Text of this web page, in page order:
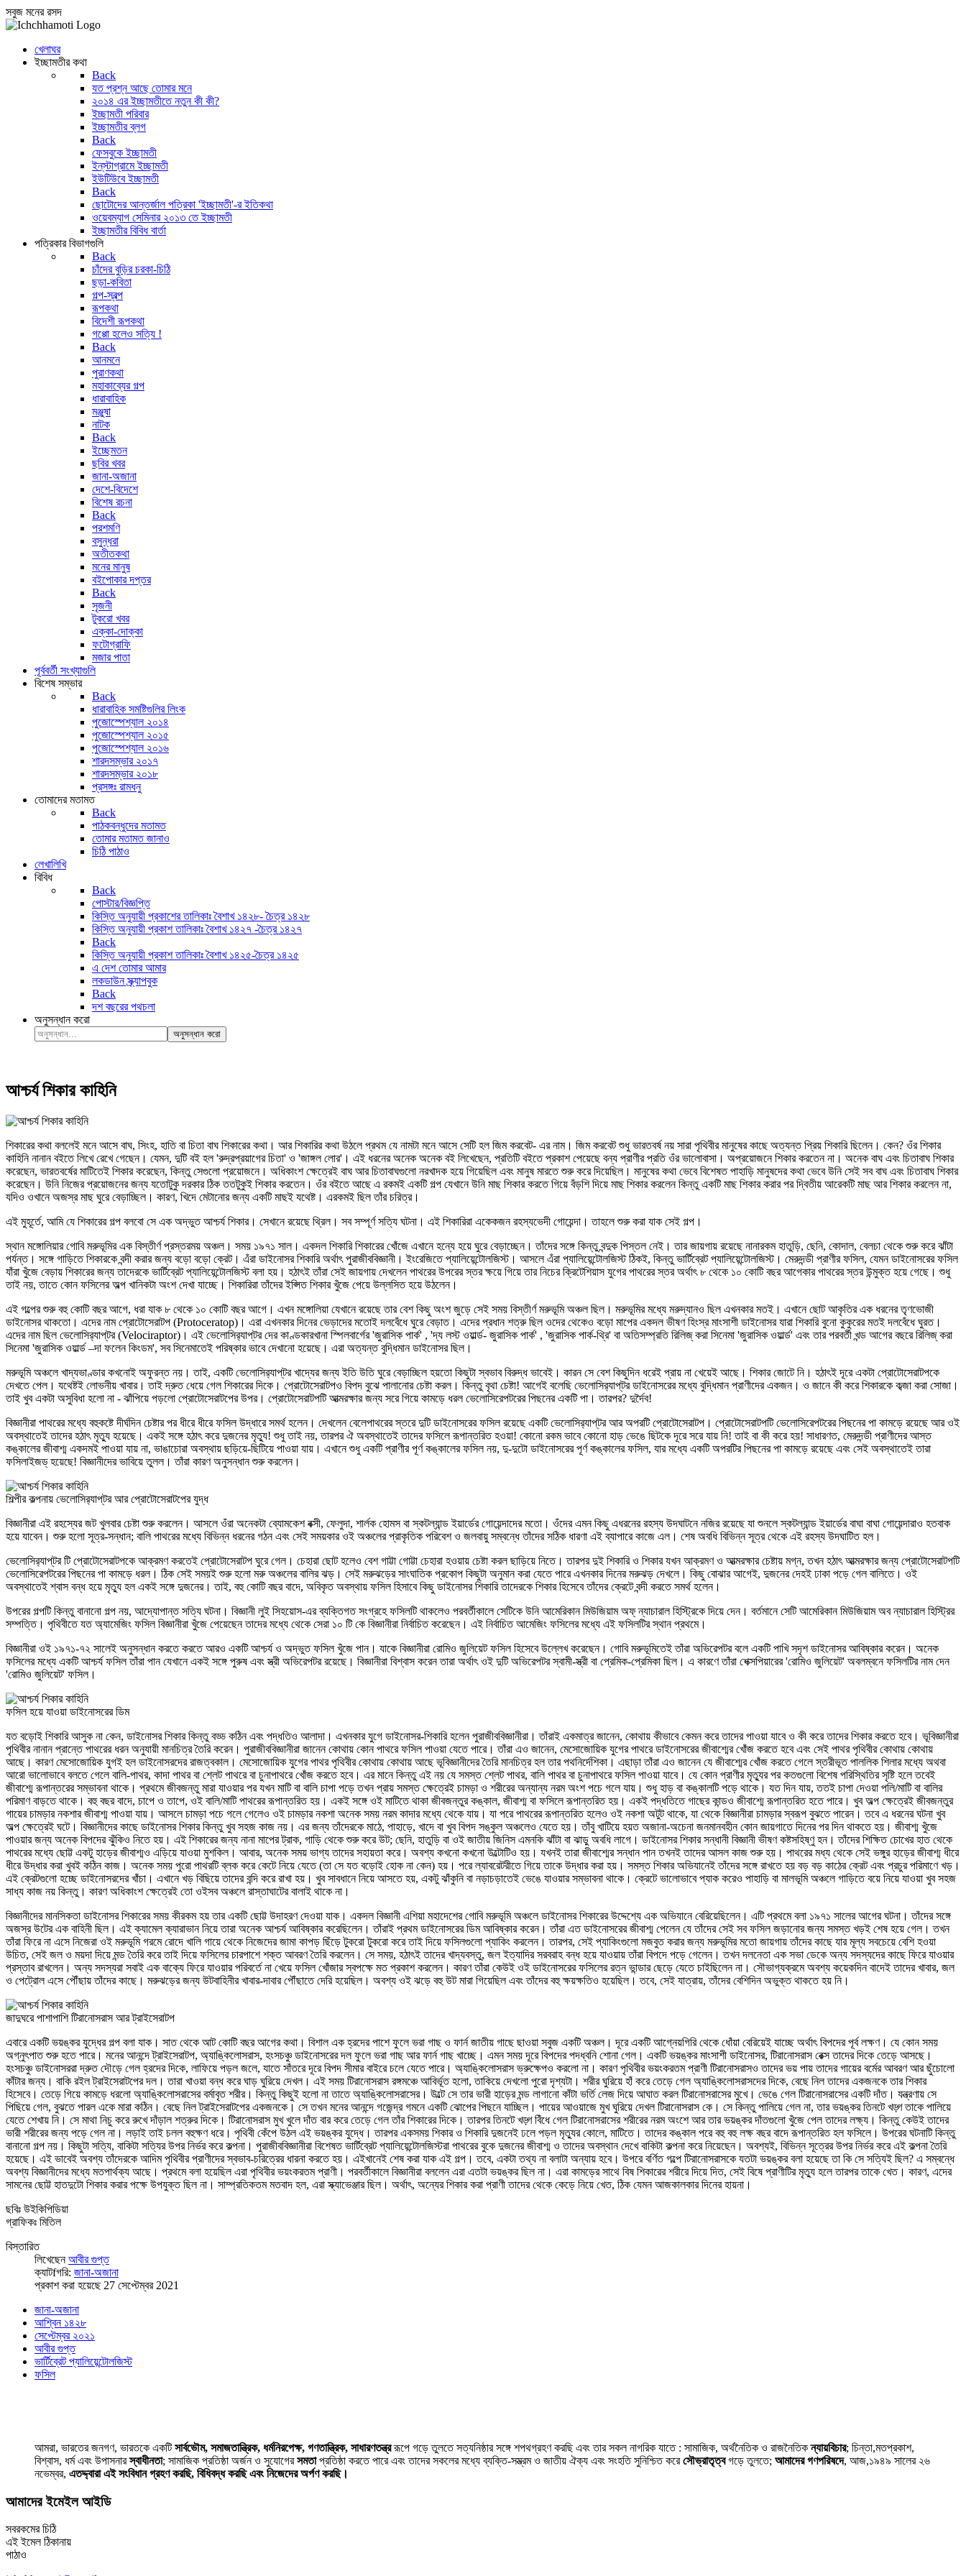
সবুজ মনের রসদ
খেলাঘর
ইচ্ছামতীর কথা
Back
যত প্রশ্ন আছে তোমার মনে
২০১৪ এর ইচ্ছামতীতে নতুন কী কী?
ইচ্ছামতী পরিবার
ইচ্ছামতীর ব্লগ
Back
ফেসবুকে ইচ্ছামতী
ইন্‌স্টাগ্রামে ইচ্ছামতী
ইউটিউবে ইচ্ছামতী
Back
ছোটোদের আন্তর্জাল পত্রিকা 'ইচ্ছামতী'-র ইতিকথা
ওয়েবম্যাগ সেমিনার ২০১৩ তে ইচ্ছামতী
ইচ্ছামতীর বিবিধ বার্তা
পত্রিকার বিভাগগুলি
Back
চাঁদের বুড়ির চরকা-চিঠি
ছড়া-কবিতা
গল্প-স্বল্প
রূপকথা
বিদেশী রূপকথা
গপ্পো হলেও সত্যি !
Back
আনমনে
পুরাণকথা
মহাকাব্যের গল্প
ধারাবাহিক
মঞ্জুষা
নাটক
Back
ইচ্ছেমতন
ছবির খবর
জানা-অজানা
দেশে-বিদেশে
বিশেষ রচনা
Back
পরশমণি
বসুন্ধরা
অতীতকথা
মনের মানুষ
বইপোকার দপ্তর
Back
সৃজনী
টুকরো খবর
এক্কা-দোক্কা
ফটোগ্রাফি
মজার পাতা
পূর্ববর্তী সংখ্যাগুলি
বিশেষ সম্ভার
Back
ধারাবাহিক সমষ্টিগুলির লিংক
পুজোস্পেশ্যাল ২০১৪
পুজোস্পেশ্যাল ২০১৫
পুজোস্পেশ্যাল ২০১৬
শারদসম্ভার ২০১৭
শারদসম্ভার ২০১৮
প্রসঙ্গঃ রামধনু
তোমাদের মতামত
Back
পাঠকবন্ধুদের মতামত
তোমার মতামত জানাও
চিঠি পাঠাও
লেখালিখি
বিবিধ
Back
পোস্টার/বিজ্ঞপ্তি
কিস্তি অনুযায়ী প্রকাশের তালিকাঃ বৈশাখ ১৪২৮- চৈত্র ১৪২৮
কিস্তি অনুযায়ী প্রকাশ তালিকাঃ বৈশাখ ১৪২৭ -চৈত্র ১৪২৭
Back
কিস্তি অনুযায়ী প্রকাশ তালিকাঃ বৈশাখ ১৪২৫-চৈত্র ১৪২৫
এ দেশ তোমার আমার
লকডাউন স্ক্র্যাপবুক
Back
দশ বছরের পথচলা
অনুসন্ধান করো
অনুসন্ধান করো
আশ্চর্য শিকার কাহিনি
শিকারের কথা বললেই মনে আসে বাঘ, সিংহ, হাতি বা চিতা বাঘ শিকারের কথা। আর শিকারির কথা উঠলে প্রথম যে নামটা মনে আসে সেটি হল জিম করবেট- এর নাম। জিম করবেট শুধু ভারতবর্ষ নয় সারা পৃথিবীর মানুষের কাছে অত্যন্ত প্রিয় শিকারি ছিলেন। কেন? ওঁর শিকার
কাহিনি নানান বইতে লিখে রেখে গেছেন। যেমন, দুটি বই হল 'রুদ্রপ্রয়াগের চিতা' ও 'জাঙ্গল লোর'। এই ধরনের অনেক অনেক বই লিখেছেন, প্রতিটি বইতে প্রকাশ পেয়েছে বন্য প্রাণীর প্রতি ওঁর ভালোবাসা। অপ্রয়োজনে শিকার করতেন না। অনেক বাঘ এবং চিতাবাঘ শিকার
করেছেন, ভারতবর্ষের মাটিতেই শিকার করেছেন, কিন্তু সেগুলো প্রয়োজনে। অধিকাংশ ক্ষেত্রেই বাঘ আর চিতাবাঘগুলো নরখাদক হয়ে গিয়েছিল এবং মানুষ মারতে শুরু করে দিয়েছিল। মানুষের কথা ভেবে বিশেষত পাহাড়ি মানুষদের কথা ভেবে উনি সেই সব বাঘ এবং চিতাবাঘ শিকার
করেছেন। উনি নিজের প্রয়োজনের জন্য যতোটুকু দরকার ঠিক ততটুকুই শিকার করতেন। ওঁর বইতে আছে এ রকমই একটি গল্প যেখানে উনি মাছ শিকার করতে গিয়ে বঁড়শি দিয়ে মাছ শিকার করলেন কিন্তু একটি মাছ শিকার করার পর দ্বিতীয় আরেকটি মাছ আর শিকার করলেন না,
যদিও ওখানে অজস্র মাছ ঘুরে বেড়াচ্ছিল। কারণ, খিদে মেটানোর জন্য একটি মাছই যথেষ্ট। এরকমই ছিল তাঁর চরিত্র।
এই মুহূর্তে, আমি যে শিকারের গল্প বলবো সে এক অদ্ভুত আশ্চর্য শিকার। সেখানে রয়েছে থ্রিল। সব সম্পূর্ণ সত্যি ঘটনা। এই শিকারিরা একেকজন রহস্যভেদী গোয়েন্দা। তাহলে শুরু করা যাক সেই গল্প।
স্থান মঙ্গোলিয়ার গোবি মরুভূমির এক বিস্তীর্ণ প্রস্তরময় অঞ্চল। সময় ১৯৭১ সাল। একদল শিকারি শিকারের খোঁজে এখানে হন্যে হয়ে ঘুরে বেড়াচ্ছেন। তাঁদের সঙ্গে কিন্তু বন্দুক পিস্তল নেই। তার জায়গায় রয়েছে নানারকম হাতুড়ি, ছেনি, কোদাল, বেলচা থেকে শুরু করে ঝাঁটা
পর্যন্ত। সঙ্গে গাড়িতে শিকারকে বন্দী করার জন্য বড়ো বড়ো ক্রেট। এঁরা ডাইনোসর শিকারি অর্থাৎ পুরাজীববিজ্ঞানী। ইংরেজিতে প্যালিয়েন্টোলজিস্ট। আসলে এঁরা প্যালিয়েন্টোলজিস্ট ঠিকই, কিন্তু ভার্টিব্রেট প্যালিয়েন্টোলজিস্ট। মেরুদন্ডী প্রাণীর ফসিল, যেমন ডাইনোসরের ফসিল
যাঁরা খুঁজে বেড়ায় শিকারের জন্য তাদেরকে ভার্টিব্রেট প্যালিয়েন্টোলজিস্ট বলা হয়। হঠাৎই তাঁরা সেই জায়গায় দেখলেন পাথরের উপরের স্তর ক্ষয়ে গিয়ে তার নিচের ক্রিটেশিয়াস যুগের পাথরের স্তর অর্থাৎ ৮ থেকে ১০ কোটি বছর আগেকার পাথরের স্তর উন্মুক্ত হয়ে গেছে। শুধু
তাই নয়, তাতে কোন ফসিলের অল্প খানিকটা অংশ দেখা যাচ্ছে। শিকারিরা তাঁদের ইপ্সিত শিকার খুঁজে পেয়ে উল্লসিত হয়ে উঠলেন।
এই গল্পের শুরু বহু কোটি বছর আগে, ধরা যাক ৮ থেকে ১০ কোটি বছর আগে। এখন মঙ্গোলিয়া যেখানে রয়েছে তার বেশ কিছু অংশ জুড়ে সেই সময় বিস্তীর্ণ মরুভূমি অঞ্চল ছিল। মরুভূমির মধ্যে মরুদ্যানও ছিল এখনকার মতই। এখানে ছোট আকৃতির এক ধরনের তৃণভোজী
ডাইনোসর থাকতো। এদের নাম প্রোটোসেরাটপ (Protoceratop)। এরা এখনকার দিনের ভেড়াদের মতোই দলবেঁধে ঘুরে বেড়াত। এদের প্রধান শত্রু ছিল ওদের থেকেও বড়ো মাপের একদল ভীষণ হিংস্র মাংসাশী ডাইনোসর যারা শিকারি বুনো কুকুরের মতই দলবেঁধে ঘুরত।
এদের নাম ছিল ভেলোসির‍্যাপ্‌টর (Velociraptor)। এই ভেলোসির‍্যাপ্‌টর দের কাণ্ডকারখানা স্পিলবার্গের 'জুরাসিক পার্ক' , 'দ্য লস্ট ওয়ার্ল্ড- জুরাসিক পার্ক' , 'জুরাসিক পার্ক-থ্রি' বা অতিসম্প্রতি রিলিজ্ করা সিনেমা 'জুরাসিক ওয়ার্ল্ড' এবং তার পরবর্তী খন্ড আগের বছরে রিলিজ্ করা
সিনেমা 'জুরাসিক ওয়ার্ল্ড –দা ফলেন কিংডম', সব সিনেমাতেই পরিষ্কার ভাবে দেখানো হয়েছে। এরা অত্যন্ত বুদ্ধিমান ডাইনোসর ছিল।
মরুভূমি অঞ্চলে খাদ্যভাণ্ডার কখনোই অফুরন্ত নয়। তাই, একটি ভেলোসির‍্যাপ্‌টর খাদ্যের জন্য ইতি উতি ঘুরে বেড়াচ্ছিল হয়তো কিছুটা স্বভাব বিরুদ্ধ ভাবেই। কারন সে বেশ কিছুদিন ধরেই প্রায় না খেয়েই আছে। শিকার জোটে নি। হঠাৎই দূরে একটা প্রোটোসেরাটপকে
দেখতে পেল। যথেষ্টই লোভনীয় খাবার। তাই দ্রুত ধেয়ে গেল শিকারের দিকে। প্রোটোসেরাটপও বিপদ বুঝে পালানোর চেষ্টা করল। কিন্তু বৃথা চেষ্টা! আগেই বলেছি ভেলোসির‍্যাপ্‌টর ডাইনোসরের মধ্যে বুদ্ধিমান প্রাণীদের একজন। ও জানে কী করে শিকারকে কব্জা করা সোজা।
তাই খুব একটা অসুবিধা হলো না - ঝাঁপিয়ে পড়লো প্রোটোসেরাটপের উপর। প্রোটোসেরাটপটি আত্মরক্ষার জন্য সরে গিয়ে কামড়ে ধরল ভেলোসিরেপটরের পিছনের একটি পা। তারপর? দুর্দৈব!
বিজ্ঞানীরা পাথরের মধ্যে বহুকষ্টে দীর্ঘদিন চেষ্টার পর ধীরে ধীরে ফসিল উদ্ধারে সমর্থ হলেন। দেখলেন বেলেপাথরের স্তরে দুটি ডাইনোসরের ফসিল রয়েছে একটি ভেলোসির‍্যাপ্‌টর আর অপরটি প্রোটোসেরাটপ। প্রোটোসেরাটপটি ভেলোসিরেপটরের পিছনের পা কামড়ে রয়েছে আর ওই
অবস্থাতেই তাদের হঠাৎ মৃত্যু হয়েছে। একই সঙ্গে হঠাৎ করে দুজনের মৃত্যু! শুধু তাই নয়, তারপর ঐ অবস্থাতেই তাদের ফসিলে রূপান্তরিত হওয়া! কোনো রকম ভাবে কোনো হাড় ভেঙে ছিটকে দূরে সরে যায় নি! তাই বা কী করে হয়! সাধারণত, মেরুদন্ডী প্রাণীদের আস্ত
কঙ্কালের জীবাশ্ম একদমই পাওয়া যায় না, ভাঙাচোরা অবস্থায় ছড়িয়ে-ছিটিয়ে পাওয়া যায়। এখানে শুধু একটি প্রাণীর পূর্ণ কঙ্কালের ফসিল নয়, দু-দুটো ডাইনোসরের পূর্ণ কঙ্কালের ফসিল, যার মধ্যে একটি অপরটির পিছনের পা কামড়ে রয়েছে এবং সেই অবস্থাতেই তারা
ফসিলাইজড্ হয়েছে! বিজ্ঞানীদের ভাবিয়ে তুলল। তাঁরা কারণ অনুসন্ধান শুরু করলেন।
শিল্পীর কল্পনায় ভেলোসির‍্যাপ্‌টর আর প্রোটোসেরাটপের যুদ্ধ
বিজ্ঞানীরা এই রহস্যের জট খুলবার চেষ্টা শুরু করলেন। আসলে ওঁরা অনেকটা ব্যোমকেশ বক্সী, ফেলুদা, শার্লক হোমস বা স্কটল্যান্ড ইয়ার্ডের গোয়েন্দাদের মতো। ওঁদের এমন কিছু এধরনের রহস্য উদঘাটনে নজির রয়েছে যা শুনলে স্কটল্যান্ড ইয়ার্ডের বাঘা বাঘা গোয়েন্দারাও হতবাক
হয়ে যাবেন। শুরু হলো সূত্র-সন্ধান; বালি পাথরের মধ্যে বিভিন্ন ধরনের গঠন এবং সেই সময়কার ওই অঞ্চলের প্রাকৃতিক পরিবেশ ও জলবায়ু সম্বন্ধে তাঁদের সঠিক ধারণা এই ব্যাপারে কাজে এল। শেষ অবধি বিভিন্ন সূত্র থেকে এই রহস্য উদঘাটিত হল।
ভেলোসির‍্যাপ্‌টর টি প্রোটোসেরাটপকে আক্রমণ করতেই প্রোটোসেরাটপ ঘুরে গেল। চেহারা ছোট হলেও বেশ গাট্টা গোট্টা চেহারা হওয়ায় চেষ্টা করল ছাড়িয়ে নিতে। তারপর দুই শিকারি ও শিকার যখন আক্রমণ ও আত্মরক্ষার চেষ্টায় মগ্ন, তখন হঠাৎ আত্মরক্ষার জন্য প্রোটোসেরাটপটি
ভেলোসিরেপটরের পিছনের পা কামড়ে ধরল। ঠিক সেই সময়ই শুরু হলো মরু অঞ্চলের বালির ঝড়। সেই মরুঝড়ের সাংঘাতিক প্রকোপ কিছুটা অনুমান করা যেতে পারে এখনকার দিনের মরুঝড় দেখলে। কিছু বোঝার আগেই, দুজনের দেহই ঢাকা পড়ে গেল বালিতে। ওই
অবস্থাতেই শ্বাস বন্ধ হয়ে মৃত্যু হল একই সঙ্গে দুজনের। তাই, বহু কোটি বছর বাদে, অবিকৃত অবস্থায় ফসিল হিসাবে কিছু ডাইনোসর শিকারি তাদেরকে শিকার হিসেবে তাঁদের ক্রেটে বন্দী করতে সমর্থ হলেন।
উপরের গল্পটি কিন্তু বানানো গল্প নয়, আদ্যোপান্ত সত্যি ঘটনা। বিজ্ঞানী লুই সিহয়োস-এর ব্যক্তিগত সংগ্রহে ফসিলটি থাকলেও পরবর্তীকালে সেটিকে উনি আমেরিকান মিউজিয়াম অফ্ ন্যাচারাল হিস্ট্রিকে দিয়ে দেন। বর্তমানে সেটি আমেরিকান মিউজিয়াম অব ন্যাচারাল হিস্ট্রির
সম্পত্তি। পৃথিবীতে যত অ্যামেজিং ফসিল বিজ্ঞানীরা খুঁজে পেয়েছেন তাদের মধ্যে থেকে সেরা ১০ টি কে বিজ্ঞানীরা নির্বাচিত করেছেন। এই নির্বাচিত আমেজিং ফসিলের মধ্যে এই ফসিলটির স্থান প্রথমে।
বিজ্ঞানীরা ওই ১৯৭১-৭২ সালেই অনুসন্ধান করতে করতে আরও একটি আশ্চর্য ও অদ্ভুত ফসিল খুঁজে পান। যাকে বিজ্ঞানীরা রোমিও জুলিয়েট ফসিল হিসেবে উল্লেখ করেছেন। গোবি মরুভূমিতেই তাঁরা অভিরেপটর বলে একটি পাখি সদৃশ ডাইনোসর আবিষ্কার করেন। অনেক
ফসিলের মধ্যে একটি আশ্চর্য ফসিল তাঁরা পান যেখানে একই সঙ্গে পুরুষ এবং স্ত্রী অভিরেপটর রয়েছে। বিজ্ঞানীরা বিশ্বাস করেন তারা অর্থাৎ ওই দুটি অভিরেপটর স্বামী-স্ত্রী বা প্রেমিক-প্রেমিকা ছিল। এ কারণে তাঁরা শেক্সপিয়ারের 'রোমিও জুলিয়েট' অবলম্বনে ফসিলটির নাম দেন
'রোমিও জুলিয়েট' ফসিল।
ফসিল হয়ে যাওয়া ডাইনোসরের ডিম
যত বড়োই শিকারি আসুক না কেন, ডাইনোসর শিকার কিন্তু বড্ড কঠিন এবং পদ্ধতিও আলাদা। এখনকার যুগে ডাইনোসর-শিকারি হলেন পুরাজীববিজ্ঞানীরা। তাঁরাই একমাত্র জানেন, কোথায় কীভাবে কেমন করে তাদের পাওয়া যাবে ও কী করে তাদের শিকার করতে হবে। ভূবিজ্ঞানীরা
পৃথিবীর নানান প্রান্তে পাথরের ধরন অনুযায়ী মানচিত্র তৈরি করেন। পুরাজীববিজ্ঞানীরা জানেন কোথায় কোন পাথরে ফসিল পাওয়া যেতে পারে। তাঁরা এও জানেন, মেসোজোয়িক যুগের পাথরে ডাইনোসরের জীবাশ্মের খোঁজ করতে হবে এবং সেই পাথর পৃথিবীর কোথায় কোথায়
আছে। কারণ মেসোজোয়িক যুগই হল ডাইনোসরদের রাজত্বকাল। মেসোজোয়িক যুগের পাথর পৃথিবীর কোথায় কোথায় আছে ভূবিজ্ঞানীদের তৈরি মানচিত্র হল তার পথনির্দেশিকা। এছাড়া তাঁরা এও জানেন যে জীবাশ্মের খোঁজ করতে গেলে স্তরীভূত পাললিক শিলার মধ্যে অথবা
আরো ভালোভাবে বলতে গেলে বালি-পাথর, কাদা পাথর বা শ্লেট পাথরে বা চুনাপাথরে খোঁজ করতে হবে। এর মানে কিন্তু এই নয় যে সমস্ত শ্লেট পাথর, বালি পাথর বা চুনাপাথরে ফসিল পাওয়া যাবে। যে কোন প্রাণীর মৃত্যুর পর কতগুলো বিশেষ পরিস্থিতির সৃষ্টি হলে তবেই
জীবাশ্মে রূপান্তরের সম্ভাবনা থাকে। প্রথমে জীবজন্তু মারা যাওয়ার পর যখন মাটি বা বালি চাপা পড়ে তখন প্রায় সমস্ত ক্ষেত্রেই চামড়া ও শরীরের অন্যান্য নরম অংশ পচে গলে যায়। শুধু হাড় বা কঙ্কালটি পড়ে থাকে। যত দিন যায়, ততই চাপা দেওয়া পলি/মাটি বা বালির
পরিমাণ বাড়তে থাকে। বহু বছর বাদে, চাপে ও তাপে, ওই বালি/মাটি পাথরের রূপান্তরিত হয়। একই সঙ্গে ওই মাটিতে থাকা জীবজন্তুর কঙ্কাল, জীবাশ্ম বা ফসিলে রূপান্তরিত হয়। একই পদ্ধতিতে গাছের কান্ডও জীবাশ্মে রূপান্তরিত হতে পারে। খুব অল্প ক্ষেত্রেই জীবজন্তুর
গায়ের চামড়ার নকশার জীবাশ্ম পাওয়া যায়। আসলে চামড়া পচে গলে গেলেও ওই চামড়ার নকশা অনেক সময় নরম কাদার মধ্যে থেকে যায়। যা পরে পাথরের রূপান্তরিত হলেও ওই নকশা অটুট থাকে, যা থেকে বিজ্ঞানীরা চামড়ার স্বরূপ বুঝতে পারেন। তবে এ ধরনের ঘটনা খুব
অল্প ক্ষেত্রেই ঘটে। বিজ্ঞানীদের কাছে ডাইনোসর শিকার কিন্তু খুব সহজ কাজ নয়। এর জন্য তাঁদেরকে মাঠে, পাহাড়ে, খাদে বা খুব বিপদ সঙ্কুল অঞ্চলেও যেতে হয়। তাঁবু খাটিয়ে হয়ত অজানা-অচেনা জনমানবহীন কোন জায়গাতে দিনের পর দিন থাকতে হয়। জীবাশ্ম খুঁজে
পাওয়ার জন্য অনেক বিপদের ঝুঁকিও নিতে হয়। এই শিকারের জন্য নানা মাপের ট্রাক, গাড়ি থেকে শুরু করে উট; ছেনি, হাতুড়ি বা ওই জাতীয় জিনিস এমনকি ঝাঁটা বা ঝাড়ু অবধি লাগে। ডাইনোসর শিকার সন্ধানী বিজ্ঞানী ভীষণ কষ্টসহিষ্ণু হন। তাঁদের শিক্ষিত চোখের হাত থেকে
পাথরের মধ্যে ছোট্ট একটু হাড়ের জীবাশ্মও এড়িয়ে যাওয়া মুশকিল। আবার, অনেক সময় ভাগ্য তাদের সহায়তা করে। অবশ্য কখনো কখনো উল্টোটিও হয়। যখনই তারা জীবাশ্মের সন্ধান পান তখনই তাদের আসল কাজ শুরু হয়। পাথরের মধ্য থেকে সেই ভঙ্গুর হাড়ের জীবাশ্ম ধীরে
ধীরে উদ্ধার করা খুবই কঠিন কাজ। অনেক সময় পুরো পাথরটি ব্লক করে কেটে নিয়ে যেতে (তা সে যত বড়োই হোক না কেন) হয়। পরে ল্যাবরেটরীতে গিয়ে তাকে উদ্ধার করা হয়। সমস্ত শিকার অভিযানেই তাঁদের সঙ্গে রাখতে হয় বড় বড় কাঠের ক্রেট এবং প্রচুর পরিমাণে খড়।
এই ক্রেটগুলো হচ্ছে ডাইনোসরদের খাঁচা। এখানে খড় বিছিয়ে তাদের বন্দি করে রাখা হয়। খুব সাবধানে নিয়ে আসতে হয়, একটু ঝাঁকুনি বা নড়াচড়াতেই ভেঙে যাওয়ার সম্ভাবনা থাকে। ক্রেটে ভালোভাবে প্যাক করেও পাহাড়ি বা মালভূমি অঞ্চলে গাড়িতে বয়ে নিয়ে যাওয়া খুব সহজ
সাধ্য কাজ নয় কিন্তু। কারণ অধিকাংশ ক্ষেত্রেই তো ওইসব অঞ্চলে রাস্তাঘাটের বালাই থাকে না।
বিজ্ঞানীদের মানসিকতা ডাইনোসর শিকারের সময় কীরকম হয় তার একটি ছোট্ট উদাহরণ দেওয়া যাক। একদল বিজ্ঞানী এশিয়া মহাদেশের গোবি মরুভূমি অঞ্চলে ডাইনোসর শিকারের উদ্দেশ্যে এক অভিযানে বেরিয়েছিলেন। এটি প্রথমে বলা ১৯৭১ সালের আগের ঘটনা। তাঁদের সঙ্গে
অজস্র উটের এক বাহিনী ছিল। এই ক্যামেল ক্যারাভান নিয়ে তারা অনেক আশ্চর্য আবিষ্কার করেছিলেন। তাঁরাই প্রথম ডাইনোসরের ডিম আবিষ্কার করেন। তাঁরা এত ডাইনোসরের জীবাশ্ম পেলেন যে তাঁদের সেই সব ফসিল জড়ানোর জন্য সমস্ত খড়ই শেষ হয়ে গেল। তখন
তাঁরা ফিরে না এসে নিজেরা ওই মরুভূমি গরমে রোদে খালি গায়ে থেকে নিজেদের জামা কাপড় ছিঁড়ে টুকরো টুকরো করে তাই দিয়ে ফসিলগুলো প্যাকিং করলেন। তারপর, সেই প্যাকিংগুলো মজবুত করার জন্য মরুভূমির মতো জায়গায় তাঁদের কাছে যার মূল্য সবচেয়ে বেশি হওয়া
উচিত, সেই জল ও ময়দা দিয়ে মন্ড তৈরি করে তাই দিয়ে ফসিলের চারপাশে শক্ত আবরণ তৈরি করলেন। সে সময়, হঠাৎই তাদের খাদ্যবস্তু, জল ইত্যাদির সরবরাহ বন্ধ হয়ে যাওয়ায় তাঁরা বিপদে পড়ে গেলেন। তখন দলনেতা এক সভা ডেকে অন্য সদস্যদের কাছে ফিরে যাওয়ার
প্রস্তাব রাখলেন। অন্য সদস্যরা সবাই এক বাক্যে ফিরে যাওয়ার পরিবর্তে না খেয়ে ফসিল খোঁজার স্বপক্ষে মত প্রকাশ করলেন। কারণ তাঁরা কেউই ওই ডাইনোসরের ফসিলের রত্ন ভান্ডার ছেড়ে যেতে চাইছিলেন না। সৌভাগ্যক্রমে অবশ্য কয়েকদিন বাদেই তাদের খাবার, জল
ও পেট্রোল এসে পৌঁছায় তাঁদের কাছে। মরুঝড়ের জন্য উটবাহিনীর খাবার-দাবার পৌঁছাতে দেরি হয়েছিল। অবশ্য ওই ঝড়ে বহু উট মারা গিয়েছিল এবং তাঁদের বহু ক্ষয়ক্ষতিও হয়েছিল। তবে, সেই যাত্রায়, তাঁদের বেশিদিন অভুক্ত থাকতে হয় নি।
জাদুঘরে পাশাপাশি টিরানোসরাস আর ট্রাইসেরাটপ
এবারে একটি ভয়ঙ্কর যুদ্ধের গল্প বলা যাক। সাত থেকে আট কোটি বছর আগের কথা। বিশাল এক হ্রদের পাশে ফুলে ভরা গাছ ও ফার্ন জাতীয় গাছে ছাওয়া সবুজ একটি অঞ্চল। দূরে একটি আগ্নেয়গিরি থেকে ধোঁয়া বেরিয়েই যাচ্ছে অর্থাৎ বিপদের পূর্ব লক্ষণ। যে কোন সময়
অগ্নুৎপাত শুরু হতে পারে। মনের আনন্দে ট্রাইসেরাটপ, অ্যাঙ্কিলোসরাস, হংসচঞ্চু ডাইনোসরের দল ফুলে ভরা গাছ আর ফার্ন গাছ খাচ্ছে। এমন সময় দূরে বিপদের পদধ্বনি শোনা গেল। একটি ভয়ঙ্কর মাংসাশী ডাইনোসর, টিরানোসরাস রেক্স তাদের দিকে তেড়ে আসছে।
হংসচঞ্চু ডাইনোসররা দ্রুত দৌড়ে গেল হ্রদের দিকে, লাফিয়ে পড়ল জলে, যাতে সাঁতরে দূরে বিপদ সীমার বাইরে চলে যেতে পারে। অ্যাঙ্কিলোসরাস ভ্রুক্ষেপও করলো না। কারণ পৃথিবীর ভয়ংকরতম প্রাণী টিরানোসরাসও তাদের ভয় পায় তাদের গায়ের বর্মের আবরণ আর ছুঁচোলো
কাঁটার জন্য। বাকি রইল ট্রাইসেরাটপের দল। তারা খাওয়া বন্ধ করে ঘাড় ঘুরিয়ে দেখল। এই সময় টিরানোসরাস রঙ্গমঞ্চে আবির্ভূত হলো, তাকিয়ে দেখলো পুরো দৃশ্যটা। শরীর ঘুরিয়ে হাঁ করে তেড়ে গেল অ্যাঙ্কিলোসরাসদের দিকে, বেছে নিল তাদের একজনকে তার শিকার
হিসেবে। তেড়ে গিয়ে কামড়ে ধরলো অ্যাঙ্কিলোসরাসের বর্মাবৃত শরীর। কিন্তু কিছুই হলো না তাতে অ্যাঙ্কিলোসরাসের। উল্টে সে তার ভারী হাড়ের মন্ড লাগানো কাঁটা ভর্তি লেজ দিয়ে আঘাত করল টিরানোসরাসের মুখে। ভেঙে গেল টিরানোসরাসের একটি দাঁত। যন্ত্রণায় সে
পিছিয়ে গেল, বুঝতে পারল একে মারা কঠিন। বেছে নিল ট্রাইসেরাটপের একজনকে। সে তখন মনের আনন্দে গজেন্দ্র গমনে একটি ঝোপের পিছনে যাচ্ছিল। পায়ের আওয়াজে মুখ ঘুরিয়ে দেখল টিরানোসরাস কে। সে কিন্তু পালিয়ে গেল না, তার ভয়ঙ্কর তিনটে খড়্গ তাকে পালিয়ে
যেতে শেখায় নি। সে মাথা নিচু করে রুখে দাঁড়াল শত্রুর দিকে। টিরানোসরাস মুখ খুলে দাঁত বার করে তেড়ে গেল তাঁর শিকারের দিকে। তারপর তিনটে খড়্গ বিঁধে গেল টিরানোসরাসের শরীরের নরম অংশে আর তার ভয়ঙ্কর দাঁতগুলো খুঁজে পেল তাদের লক্ষ্য। কিন্তু কেউই তাদের
ভারী শরীরের জন্য পড়ে গেল না। লড়াই তাই চলল বহুক্ষণ ধরে। পৃথিবী কেঁপে উঠল এই ভয়ঙ্কর যুদ্ধে। তারপর একসময় শিকার ও শিকারি দুজনেই ঢলে পড়ল মৃত্যুর কোলে, মাটিতে। তাদের কঙ্কাল পরে বহু বহু লক্ষ বছর বাদে রূপান্তরিত হল ফসিলে। উপরের ঘটনাটি কিন্তু
বানানো গল্প নয়। কিছুটা সত্যি, বাকিটা সত্যির উপর নির্ভর করে কল্পনা। পুরাজীববিজ্ঞানীরা বিশেষত ভার্টিব্রেট প্যালিয়েন্টোলজিস্টরা পাথরের বুকে দুজনের জীবাশ্ম ও তাদের অবস্থান দেখে বাকিটা কল্পনা করে নিয়েছেন। অবশ্যই, বিভিন্ন সূত্রের উপর নির্ভর করে এই কল্পনা তৈরি
হয়েছে। এই ভাবেই অবশ্য তাঁদেরকে আদিম পৃথিবীর প্রাণীদের স্বভাব-চরিত্রের ধারনা করতে হয়। এইখানেই শেষ করা যাক এই গল্প। তবে, একটা তথ্য না বলাটা অন্যায় হবে। উপরে বর্ণিত গল্পে টিরানোসরাসকে যতটা ভয়ঙ্কর বলা হয়েছে তা কি সে সত্যিই ছিল? এ সম্বন্ধে
অবশ্য বিজ্ঞানীদের মধ্যে মতপার্থক্য আছে। প্রথমে বলা হয়েছিল এরা পৃথিবীর ভয়ংকরতম প্রাণী। পরবর্তীকালে বিজ্ঞানীরা বললেন এরা এতটা ভয়ঙ্কর ছিল না। এরা কামড়ের সাথে বিষ শিকারের শরীরে দিয়ে দিত, সেই বিষে প্রাণীটির মৃত্যু হলে তারপর তাকে খেত। কারণ, এদের
সামনের ছোট্ট হাতদুটো শিকার করার পক্ষে উপযুক্ত ছিল না। সাম্প্রতিকতম মতবাদ হল, এরা স্ক্যাভেঞ্জার ছিল। অর্থাৎ, অন্যের শিকার করা প্রাণী তাদের থেকে কেড়ে নিয়ে খেত, ঠিক যেমন আজকালকার দিনের হায়না।
ছবিঃ উইকিপিডিয়া
গ্রাফিকঃ মিতিল
বিস্তারিত
লিখেছেনআবীর গুপ্ত
ক্যাটfগরি: জানা-অজানা
প্রকাশ করা হয়েছে 27 সেপ্টেম্বর 2021
জানা-অজানা
আশ্বিন ১৪২৮
সেপ্টেম্বর ২০২১
আবীর গুপ্ত
ভার্টিব্রেট প্যালিয়েন্টোলজিস্ট
ফসিল
আমরা, ভারতের জনগণ, ভারতকে একটিসার্বভৌম, সমাজতান্ত্রিক, ধর্মনিরপেক্ষ, গণতান্ত্রিক, সাধারণতন্ত্ররূপে গড়ে তুলতে সত্যনিষ্ঠার সঙ্গে শপথগ্রহণ করছি এবং তার সকল নাগরিক যাতে : সামাজিক, অর্থনৈতিক ও রাজনৈতিকন্যায়বিচার; চিন্তা,মতপ্রকাশ,
বিশ্বাস, ধর্ম এবং উপাসনারস্বাধীনতা; সামাজিক প্রতিষ্ঠা অর্জন ও সুযোগেরসমতাপ্রতিষ্ঠা করতে পারে এবং তাদের সকলের মধ্যে ব্যক্তি-সম্ভ্রম ও জাতীয় ঐক্য এবং সংহতি সুনিশ্চিত করেসৌভ্রাতৃত্বগড়ে তুলতে; আমাদের গণপরিষদে, আজ,১৯৪৯ সালের ২৬
নভেম্বর, এতদ্দ্বারা এই সংবিধান গ্রহণ করছি, বিধিবদ্ধ করছি এবং নিজেদের অর্পণ করছি।
আমাদের ইমেইল আইডি
সবরকমের চিঠি
এই ইমেল ঠিকানায়
পাঠাও